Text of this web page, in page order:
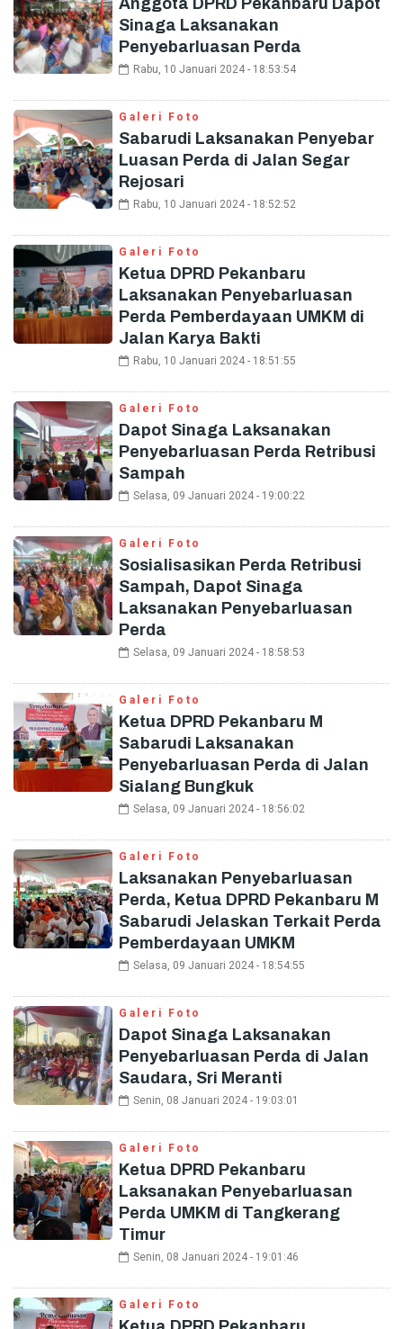
Anggota DPRD Pekanbaru Dapot
Sinaga Laksanakan
Penyebarluasan Perda
Rabu, 10 Januari 2024 - 18:53:54
Galeri Foto
Sabarudi Laksanakan Penyebar
Luasan Perda di Jalan Segar
Rejosari
Rabu, 10 Januari 2024 - 18:52:52
Galeri Foto
Ketua DPRD Pekanbaru
Laksanakan Penyebarluasan
Perda Pemberdayaan UMKM di
Jalan Karya Bakti
Rabu, 10 Januari 2024 - 18:51:55
Galeri Foto
Dapot Sinaga Laksanakan
Penyebarluasan Perda Retribusi
Sampah
Selasa, 09 Januari 2024 - 19:00:22
Galeri Foto
Sosialisasikan Perda Retribusi
Sampah, Dapot Sinaga
Laksanakan Penyebarluasan
Perda
Selasa, 09 Januari 2024 - 18:58:53
Galeri Foto
Ketua DPRD Pekanbaru M
Sabarudi Laksanakan
Penyebarluasan Perda di Jalan
Sialang Bungkuk
Selasa, 09 Januari 2024 - 18:56:02
Galeri Foto
Laksanakan Penyebarluasan
Perda, Ketua DPRD Pekanbaru M
Sabarudi Jelaskan Terkait Perda
Pemberdayaan UMKM
Selasa, 09 Januari 2024 - 18:54:55
Galeri Foto
Dapot Sinaga Laksanakan
Penyebarluasan Perda di Jalan
Saudara, Sri Meranti
Senin, 08 Januari 2024 - 19:03:01
Galeri Foto
Ketua DPRD Pekanbaru
Laksanakan Penyebarluasan
Perda UMKM di Tangkerang
Timur
Senin, 08 Januari 2024 - 19:01:46
Galeri Foto